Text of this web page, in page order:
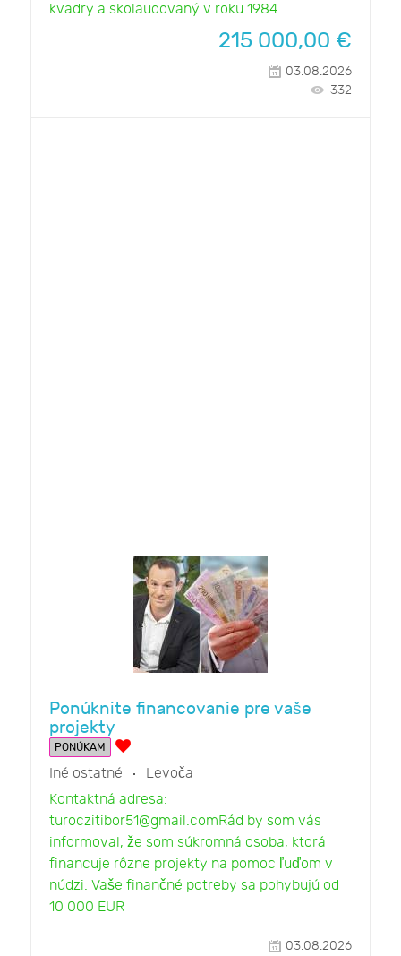
kvadry a skolaudovaný v roku 1984.
215 000,00 €
03.08.2026
332
Ponúknite financovanie pre vaše
projekty
PONÚKAM
Iné ostatné
Levoča
Kontaktná adresa:
turoczitibor51@gmail.comRád by som vás
informoval, že som súkromná osoba, ktorá
financuje rôzne projekty na pomoc ľuďom v
núdzi. Vaše finančné potreby sa pohybujú od
10 000 EUR
03.08.2026